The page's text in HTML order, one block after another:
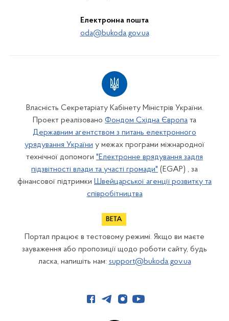
Електронна пошта
oda@bukoda.gov.ua
Власність Секретаріату Кабінету Міністрів України.
Проект реалізовано Фондом Східна Європа та
Державним агентством з питань електронного
урядування України у межах програми міжнародної
технічної допомоги "Електронне врядування задля
підзвітності влади та участі громади" (EGAP) , за
фінансової підтримки Швейцарської агенції розвитку та
співробітництва
Портал працює в тестовому режимі. Якщо ви маєте
зауваження або пропозиції щодо роботи сайту, будь
ласка, напишіть нам: support@bukoda.gov.ua